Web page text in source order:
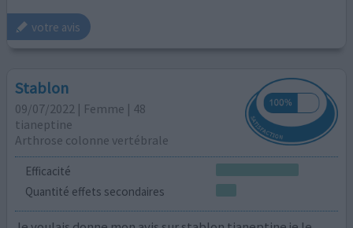
votre avis
Stablon
09/07/2022 | Femme | 48
tianeptine
Arthrose colonne vertébrale
Efficacité
Quantité effets secondaires